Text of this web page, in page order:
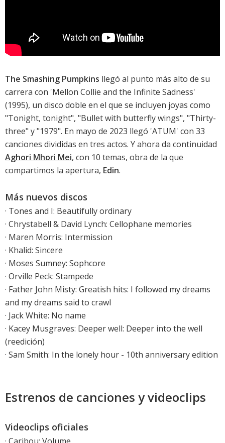
The Smashing Pumpkins llegó al punto más alto de su
carrera con 'Mellon Collie and the Infinite Sadness'
(1995), un disco doble en el que se incluyen joyas como
"Tonight, tonight", "Bullet with butterfly wings", "Thirty-
three" y "1979". En mayo de 2023 llegó 'ATUM' con 33
canciones divididas en tres actos. Y ahora da continuidad
Aghori Mhori Mei, con 10 temas, obra de la que
compartimos la apertura, Edin.
Más nuevos discos
· Tones and I: Beautifully ordinary
· Chrystabell & David Lynch: Cellophane memories
· Maren Morris: Intermission
· Khalid: Sincere
· Moses Sumney: Sophcore
· Orville Peck: Stampede
· Father John Misty: Greatish hits: I followed my dreams
and my dreams said to crawl
· Jack White: No name
· Kacey Musgraves: Deeper well: Deeper into the well
(reedición)
· Sam Smith: In the lonely hour - 10th anniversary edition
Estrenos de canciones y videoclips
Videoclips oficiales